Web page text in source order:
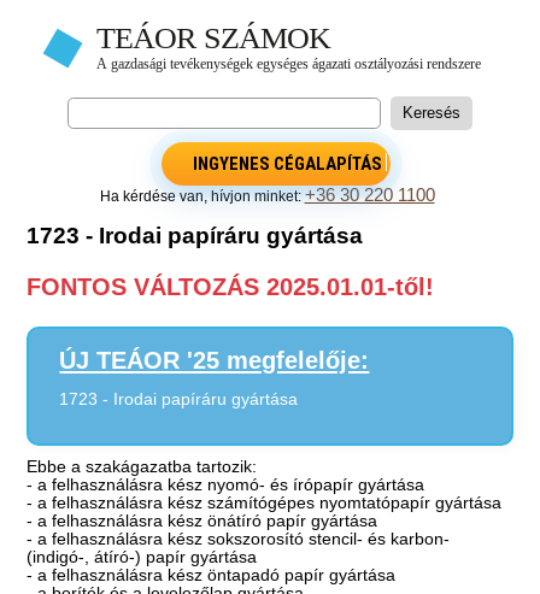
INGYENES CÉGALAPÍTÁS
Ha kérdése van, hívjon minket:+36 30 220 1100
1723 - Irodai papíráru gyártása
FONTOS VÁLTOZÁS 2025.01.01-től!
ÚJ TEÁOR '25 megfelelője:
1723 - Irodai papíráru gyártása
Ebbe a szakágazatba tartozik:
- a felhasználásra kész nyomó- és írópapír gyártása
- a felhasználásra kész számítógépes nyomtatópapír gyártása
- a felhasználásra kész önátíró papír gyártása
- a felhasználásra kész sokszorosító stencil- és karbon-
(indigó-, átíró-) papír gyártása
- a felhasználásra kész öntapadó papír gyártása